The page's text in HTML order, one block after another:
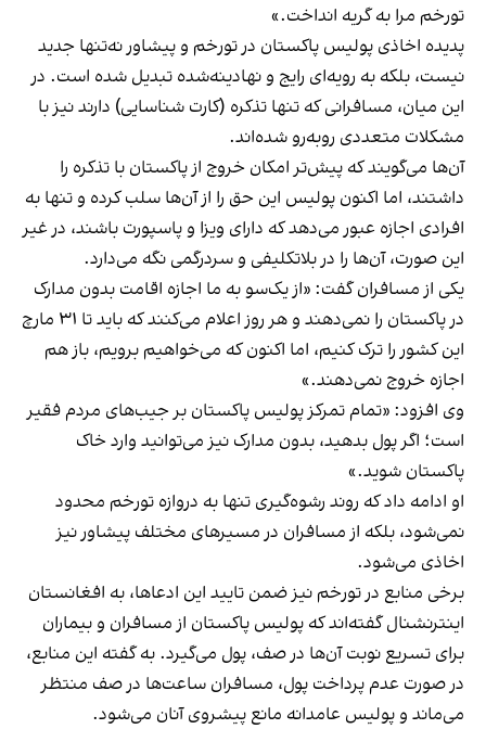
تورخم مرا به گریه انداخت.»
پدیده اخاذی پولیس پاکستان در تورخم و پیشاور نه‌تنها جدید
نیست، بلکه به رویه‌ای رایج و نهادینه‌شده تبدیل شده است. در
این میان، مسافرانی که تنها تذکره (کارت شناسایی) دارند نیز با
مشکلات متعددی روبه‌رو شده‌اند.
آن‌ها می‌گویند که پیش‌تر امکان خروج از پاکستان با تذکره را
داشتند، اما اکنون پولیس این حق را از آن‌ها سلب کرده و تنها به
افرادی اجازه عبور می‌دهد که دارای ویزا و پاسپورت باشند، در غیر
این صورت، آن‌ها را در بلاتکلیفی و سردرگمی نگه می‌دارد.
یکی از مسافران گفت: «از یک‌سو به ما اجازه اقامت بدون مدارک
در پاکستان را نمی‌دهند و هر روز اعلام می‌کنند که باید تا ۳۱ مارچ
این کشور را ترک کنیم، اما اکنون که می‌خواهیم برویم، باز هم
اجازه خروج نمی‌دهند.»
وی افزود: «تمام تمرکز پولیس پاکستان بر جیب‌های مردم فقیر
است؛ اگر پول بدهید، بدون مدارک نیز می‌توانید وارد خاک
پاکستان شوید.»
او ادامه داد که روند رشوه‌گیری تنها به دروازه تورخم محدود
نمی‌شود، بلکه از مسافران در مسیرهای مختلف پیشاور نیز
اخاذی می‌شود.
برخی منابع در تورخم نیز ضمن تایید این ادعاها، به افغانستان
اینترنشنال گفته‌اند که پولیس پاکستان از مسافران و بیماران
برای تسریع نوبت آن‌ها در صف، پول می‌گیرد. به گفته این منابع،
در صورت عدم پرداخت پول، مسافران ساعت‌ها در صف منتظر
می‌ماند و پولیس عامدانه مانع پیشروی آنان می‌شود.